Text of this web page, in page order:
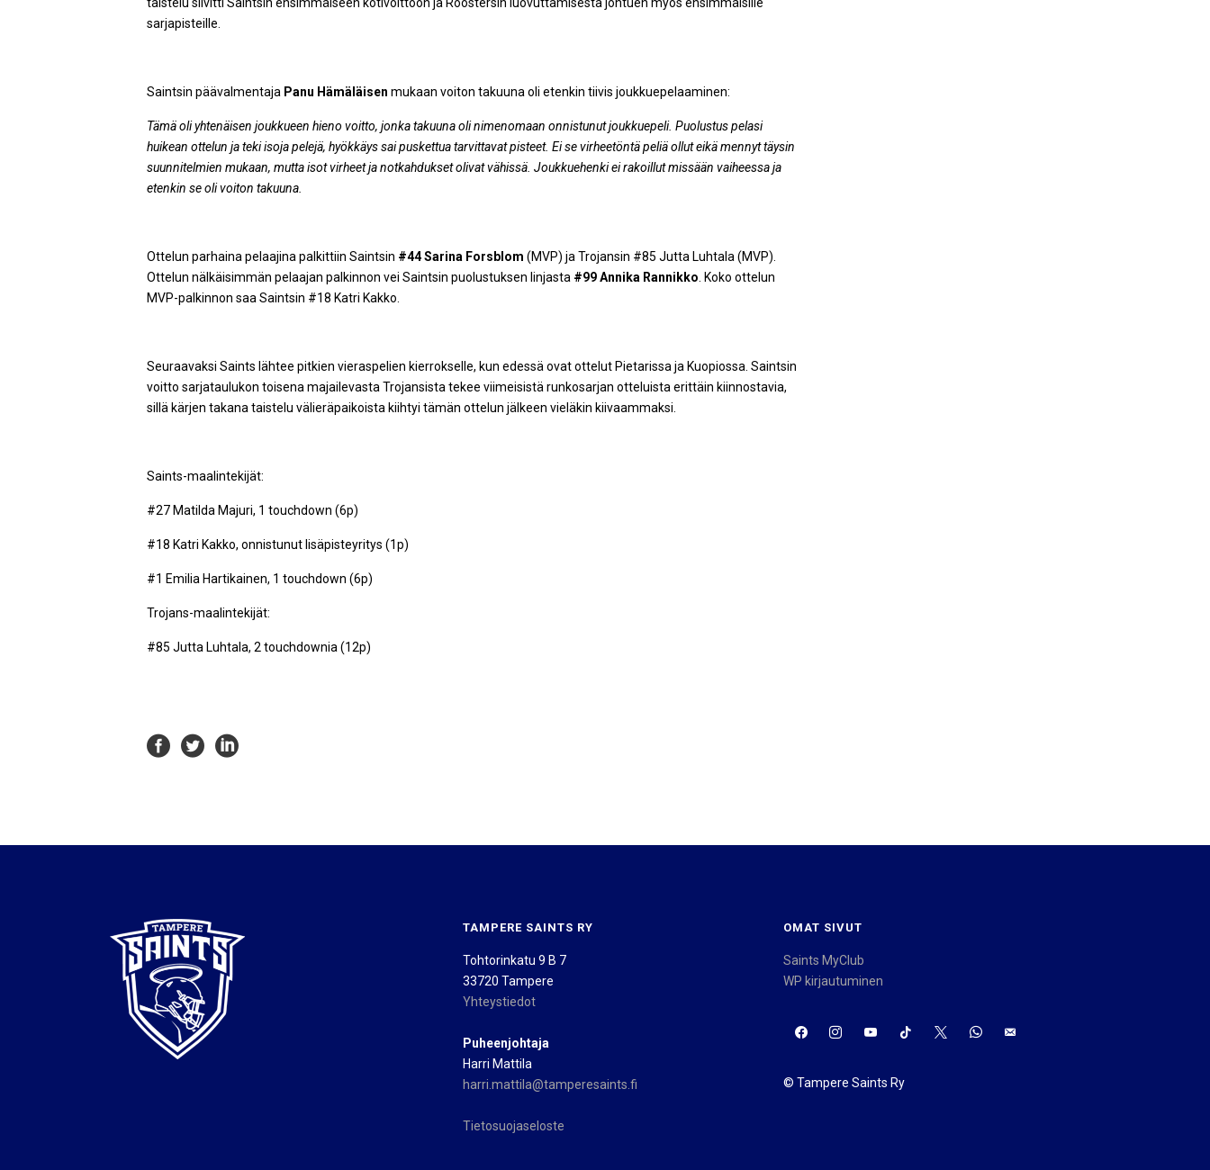
sarjapisteille.
Saintsin päävalmentaja Panu Hämäläisen mukaan voiton takuuna oli etenkin tiivis joukkuepelaaminen:
Tämä oli yhtenäisen joukkueen hieno voitto, jonka takuuna oli nimenomaan onnistunut joukkuepeli. Puolustus pelasi
huikean ottelun ja teki isoja pelejä, hyökkäys sai puskettua tarvittavat pisteet. Ei se virheetöntä peliä ollut eikä mennyt täysin
suunnitelmien mukaan, mutta isot virheet ja notkahdukset olivat vähissä. Joukkuehenki ei rakoillut missään vaiheessa ja
etenkin se oli voiton takuuna.
Ottelun parhaina pelaajina palkittiin Saintsin #44 Sarina Forsblom (MVP) ja Trojansin #85 Jutta Luhtala (MVP).
Ottelun nälkäisimmän pelaajan palkinnon vei Saintsin puolustuksen linjasta #99 Annika Rannikko . Koko ottelun
MVP-palkinnon saa Saintsin #18 Katri Kakko.
Seuraavaksi Saints lähtee pitkien vieraspelien kierrokselle, kun edessä ovat ottelut Pietarissa ja Kuopiossa. Saintsin
voitto sarjataulukon toisena majailevasta Trojansista tekee viimeisistä runkosarjan otteluista erittäin kiinnostavia,
sillä kärjen takana taistelu välieräpaikoista kiihtyi tämän ottelun jälkeen vieläkin kiivaammaksi.
Saints-maalintekijät:
#27 Matilda Majuri, 1 touchdown (6p)
#18 Katri Kakko, onnistunut lisäpisteyritys (1p)
#1 Emilia Hartikainen, 1 touchdown (6p)
Trojans-maalintekijät:
#85 Jutta Luhtala, 2 touchdownia (12p)
TAMPERE SAINTS RY
Tohtorinkatu 9 B 7
33720 Tampere
Yhteystiedot
Puheenjohtaja
Harri Mattila
harri.mattila@tamperesaints.fi
Tietosuojaseloste
OMAT SIVUT
Saints MyClub
WP kirjautuminen
© Tampere Saints Ry